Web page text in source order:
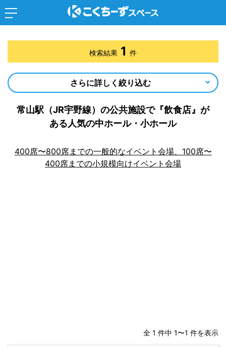
常山駅（JR宇野線）の公共施設で『飲食店』が
ある人気の中ホール・小ホール
400席〜800席までの一般的なイベント会場、100席〜
400席までの小規模向けイベント会場
全 1 件中 1〜1 件を表示
検索結果 1 件
さらに詳しく絞り込む